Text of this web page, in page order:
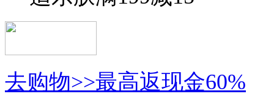
去购物>>最高返现金60%